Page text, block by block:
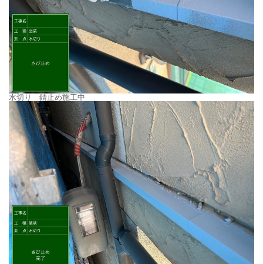
水切り 錆止め施工中